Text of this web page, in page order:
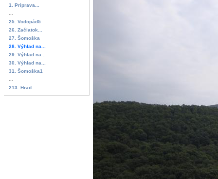
1. Priprava...
25. Vodopád5
26. Začiatok...
27. Šomoška
28. Výhlad na...
29. Výhlad na...
30. Výhlad na...
31. Šomoška1
213. Hrad...